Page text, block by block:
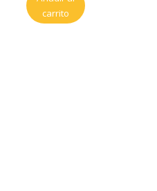
carrito